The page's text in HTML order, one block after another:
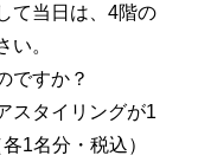
て当日は、4階の
い。
ですか？
スタイリングが1
1名分・税込）